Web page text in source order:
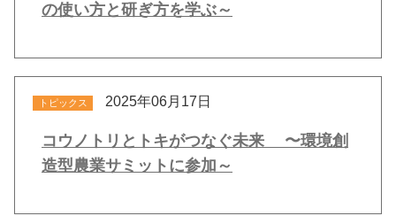
の使い方と研ぎ方を学ぶ～
トピックス 2025年06月17日
コウノトリとトキがつなぐ未来 〜環境創
造型農業サミットに参加～